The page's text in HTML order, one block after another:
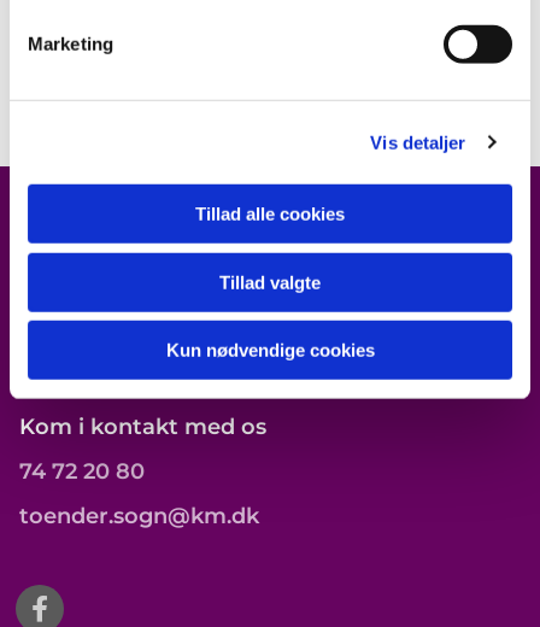
Marketing
Vis detaljer
Tillad alle cookies
Tillad valgte
Kun nødvendige cookies
Brorsonhus, Kirkepladsen 2
Kom i kontakt med os
74 72 20 80
toender.sogn@km.dk